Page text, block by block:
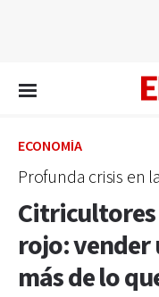
ECONOMÍA
Profunda crisis en
rojo: vender
más de lo